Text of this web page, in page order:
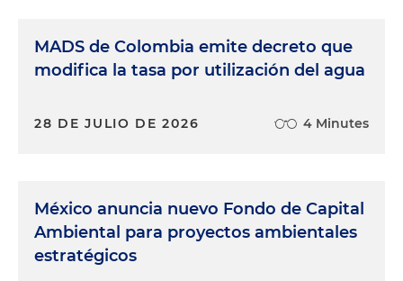
MADS de Colombia emite decreto que
modifica la tasa por utilización del agua
28 DE JULIO DE 2026 4 Minutes
México anuncia nuevo Fondo de Capital
Ambiental para proyectos ambientales
estratégicos